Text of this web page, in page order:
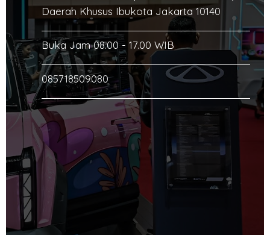
Daerah Khusus Ibukota Jakarta 10140
Buka Jam 08.00 - 17.00 WIB
085718509080